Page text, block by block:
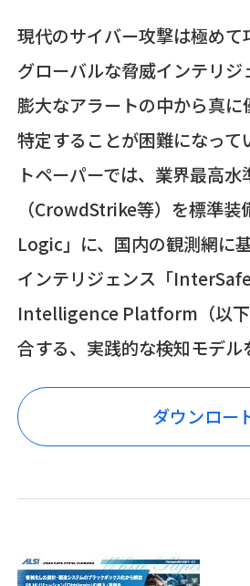
現代のサイバー攻撃は極めて
グローバルな脅威インテリジ
膨大なアラートの中から真に
特定することが困難になって
トペーパーでは、業界最高水
（CrowdStrike等）を標準
Logic」に、国内の観測網に
インテリジェンス「
Intelligence Platform（以下
合する、実践的な検知モデル
ダウンロー